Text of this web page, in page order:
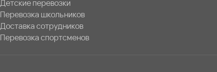
Детские перевозки
Перевозка школьников
Доставка сотрудников
Перевозка спортсменов